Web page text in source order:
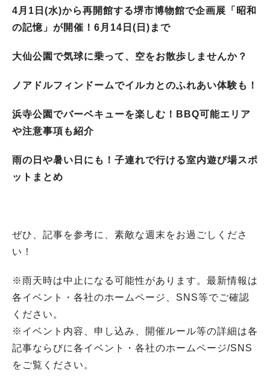
4月1日(水)から再開館する堺市博物館で企画展「昭和
の記憶」が開催！6月14日(日)まで
大仙公園で気球に乗って、空をお散歩しませんか？
ノアドルフィンドームでイルカとのふれあい体験も！
浜寺公園でバーベキューを楽しむ！BBQ可能エリア
や注意事項も紹介
雨の日や暑い日にも！子連れで行ける室内遊び場スポ
ットまとめ
ぜひ、記事を参考に、素敵な週末をお過ごしくださ
い！
※雨天時は中止になる可能性があります。最新情報は
各イベント・各社のホームページ、SNS等でご確認
ください。
※イベント内容、申し込み、開催ルール等の詳細は各
記事ならびに各イベント・各社のホームページ/SNS
をご覧ください。